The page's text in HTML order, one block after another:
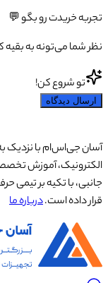
تجربه خریدت رو بگو 💬
نظر شما می‌تونه به
تو شروع کن!
ارسال دیدگاه
الکترونیک، آموزش
جانبی، با تکیه بر تیمی
قرار داده است.درباره ما